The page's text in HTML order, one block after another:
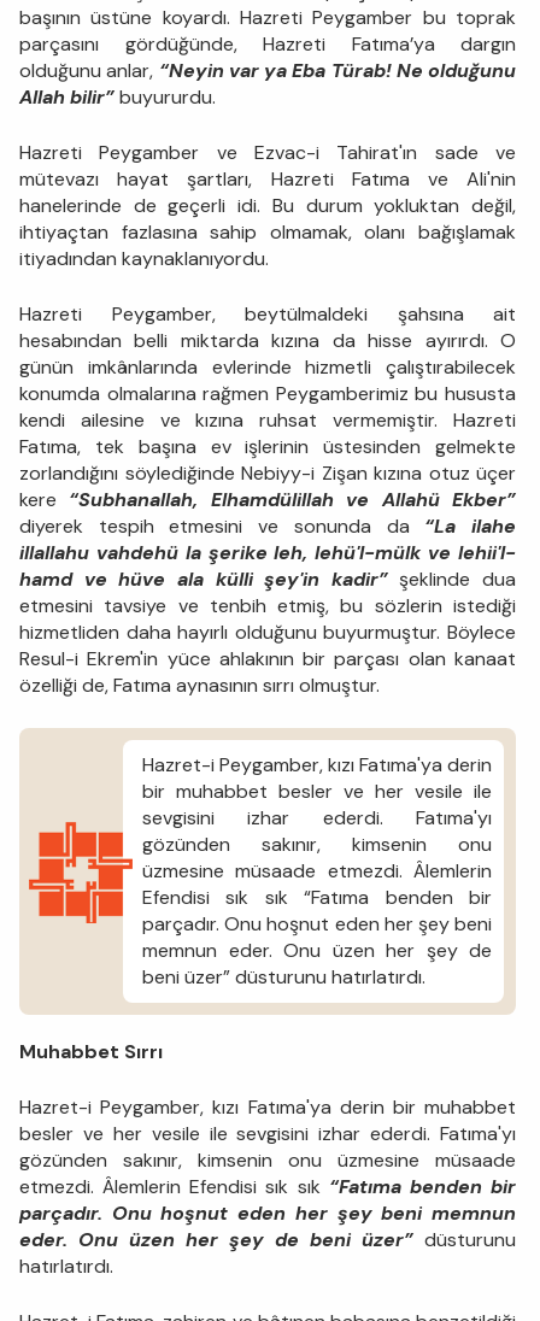
başının üstüne koyardı. Hazreti Peygamber bu toprak
parçasını gördüğünde, Hazreti Fatıma’ya dargın
olduğunu anlar, “Neyin var ya Eba Türab! Ne olduğunu
Allah bilir”buyururdu.
Hazreti Peygamber ve Ezvac-i Tahirat'ın sade ve
mütevazı hayat şartları, Hazreti Fatıma ve Ali'nin
hanelerinde de geçerli idi. Bu durum yokluktan değil,
ihtiyaçtan fazlasına sahip olmamak, olanı bağışlamak
itiyadından kaynaklanıyordu.
Hazreti Peygamber, beytülmaldeki şahsına ait
hesabından belli miktarda kızına da hisse ayırırdı. O
günün imkânlarında evlerinde hizmetli çalıştırabilecek
konumda olmalarına rağmen Peygamberimiz bu hususta
kendi ailesine ve kızına ruhsat vermemiştir. Hazreti
Fatıma, tek başına ev işlerinin üstesinden gelmekte
zorlandığını söylediğinde Nebiyy-i Zişan kızına otuz üçer
kere “Subhanallah, Elhamdülillah ve Allahü Ekber”
diyerek tespih etmesini ve sonunda da “La ilahe
illallahu vahdehü la şerike leh, lehü'l-mülk ve lehii'l-
hamd ve hüve ala külli şey'in kadir”şeklinde dua
etmesini tavsiye ve tenbih etmiş, bu sözlerin istediği
hizmetliden daha hayırlı olduğunu buyurmuştur. Böylece
Resul-i Ekrem'in yüce ahlakının bir parçası olan kanaat
özelliği de, Fatıma aynasının sırrı olmuştur.
Hazret-i Peygamber, kızı Fatıma'ya derin
bir muhabbet besler ve her vesile ile
sevgisini izhar ederdi. Fatıma'yı
gözünden sakınır, kimsenin onu
üzmesine müsaade etmezdi. Âlemlerin
Efendisi sık sık “Fatıma benden bir
parçadır. Onu hoşnut eden her şey beni
memnun eder. Onu üzen her şey de
beni üzer” düsturunu hatırlatırdı.
Muhabbet Sırrı
Hazret-i Peygamber, kızı Fatıma'ya derin bir muhabbet
besler ve her vesile ile sevgisini izhar ederdi. Fatıma'yı
gözünden sakınır, kimsenin onu üzmesine müsaade
etmezdi. Âlemlerin Efendisi sık sık “Fatıma benden bir
parçadır. Onu hoşnut eden her şey beni memnun
eder. Onu üzen her şey de beni üzer” düsturunu
hatırlatırdı.